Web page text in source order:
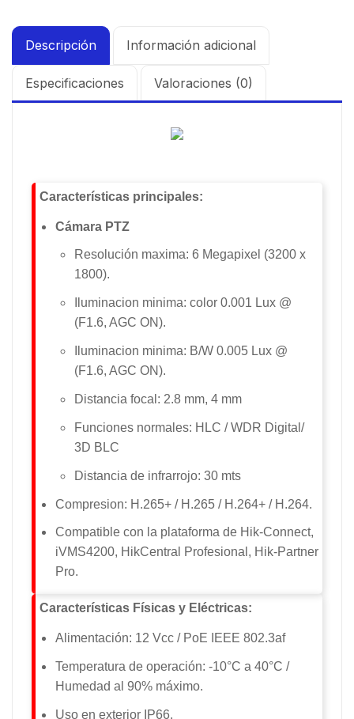
Descripción Información adicional
Especificaciones Valoraciones (0)
Características principales:
Cámara PTZ
Resolución maxima: 6 Megapixel (3200 x
1800).
Iluminacion minima: color 0.001 Lux @
(F1.6, AGC ON).
Iluminacion minima: B/W 0.005 Lux @
(F1.6, AGC ON).
Distancia focal: 2.8 mm, 4 mm
Funciones normales: HLC / WDR Digital/
3D BLC
Distancia de infrarrojo: 30 mts
Compresion: H.265+ / H.265 / H.264+ / H.264.
Compatible con la plataforma de Hik-Connect,
iVMS4200, HikCentral Profesional, Hik-Partner
Pro.
Características Físicas y Eléctricas:
Alimentación: 12 Vcc / PoE IEEE 802.3af
Temperatura de operación: -10°C a 40°C /
Humedad al 90% máximo.
Uso en exterior IP66.